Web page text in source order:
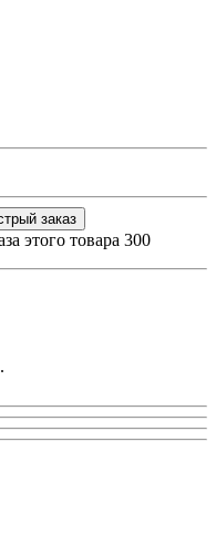
заказ
этого товара 300